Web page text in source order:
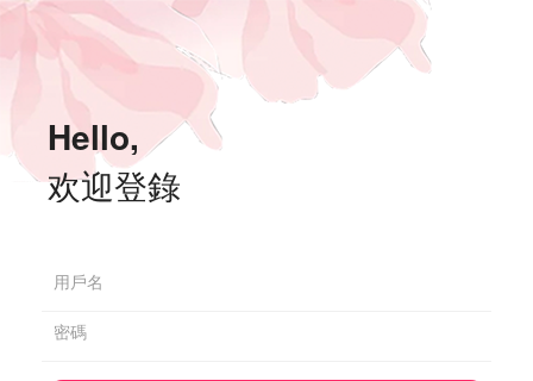
Hello,
欢迎登錄
用戶名
密碼